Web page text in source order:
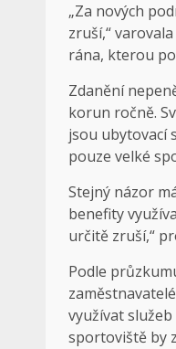
„Za nových
zruší,“
rána, kterou
Zdanění
korun ročně.
jsou ubytovací
pouze velké
Stejný názor
benefity
určitě zruší,“
Podle
využívat
sportoviště by